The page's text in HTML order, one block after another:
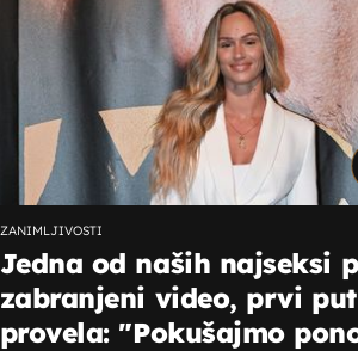
ZANIMLJIVOSTI
Jedna od naših najseksi
zabranjeni video, prvi
provela: "Pokušajmo